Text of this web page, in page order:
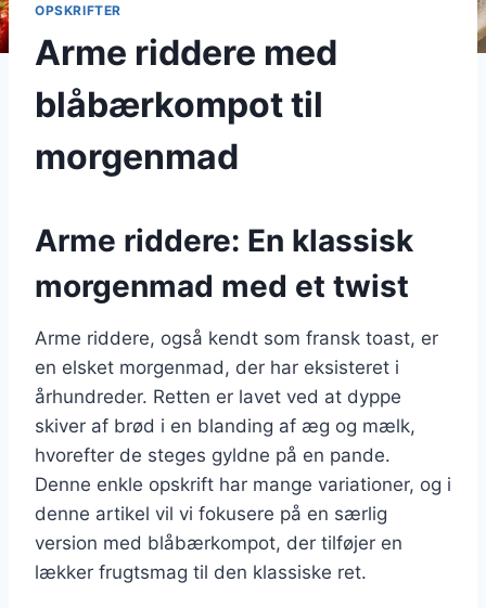
OPSKRIFTER
Arme riddere med
blåbærkompot til
morgenmad
Arme riddere: En klassisk
morgenmad med et twist
Arme riddere, også kendt som fransk toast, er
en elsket morgenmad, der har eksisteret i
århundreder. Retten er lavet ved at dyppe
skiver af brød i en blanding af æg og mælk,
hvorefter de steges gyldne på en pande.
Denne enkle opskrift har mange variationer, og i
denne artikel vil vi fokusere på en særlig
version med blåbærkompot, der tilføjer en
lækker frugtsmag til den klassiske ret.